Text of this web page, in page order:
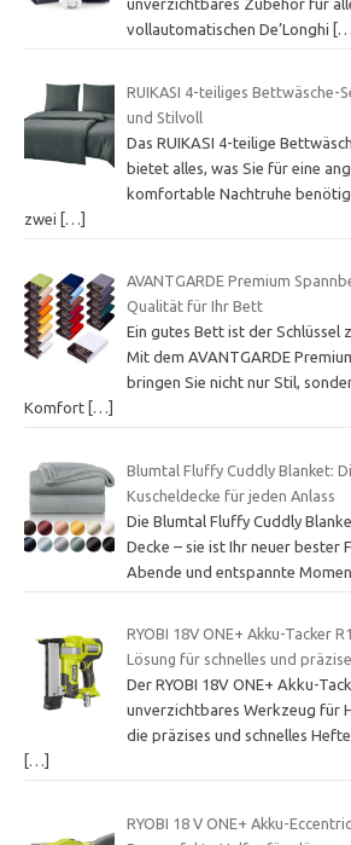
unverzichtbares Zubehör für
vollautomatischen De’Longhi
RUIKASI 4-teiliges Bettwäsche-
und Stilvoll
Das RUIKASI 4-teilige
bietet alles, was Sie für eine
komfortable Nachtruhe
zwei […]
AVANTGARDE Premium
Qualität für Ihr Bett
Ein gutes Bett ist der Schlüssel
Mit dem AVANTGARDE
bringen Sie nicht nur Stil,
Komfort […]
Blumtal Fluffy Cuddly Blanket:
Kuscheldecke für jeden Anlass
Die Blumtal Fluffy Cuddly
Decke – sie ist Ihr neuer bester
Abende und entspannte
RYOBI 18V ONE+ Akku-Tacker
Lösung für schnelles und
Der RYOBI 18V ONE+ Akku-
unverzichtbares Werkzeug für
die präzises und schnelles
[…]
RYOBI 18 V ONE+ Akku-